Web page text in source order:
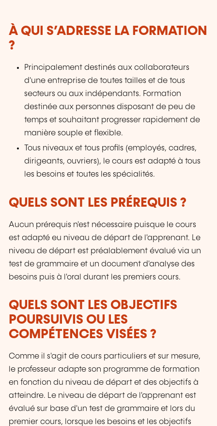
À QUI S’ADRESSE LA FORMATION
?
Principalement destinés aux collaborateurs
d'une entreprise de toutes tailles et de tous
secteurs ou aux indépendants. Formation
destinée aux personnes disposant de peu de
temps et souhaitant progresser rapidement de
manière souple et flexible.
Tous niveaux et tous profils (employés, cadres,
dirigeants, ouvriers), le cours est adapté à tous
les besoins et toutes les spécialités.
QUELS SONT LES PRÉREQUIS ?
Aucun prérequis n'est nécessaire puisque le cours
est adapté eu niveau de départ de l'apprenant. Le
niveau de départ est préalablement évalué via un
test de grammaire et un document d'analyse des
besoins puis à l'oral durant les premiers cours.
QUELS SONT LES OBJECTIFS
POURSUIVIS OU LES
COMPÉTENCES VISÉES ?
Comme il s'agit de cours particuliers et sur mesure,
le professeur adapte son programme de formation
en fonction du niveau de départ et des objectifs à
atteindre. Le niveau de départ de l'apprenant est
évalué sur base d'un test de grammaire et lors du
premier cours, lorsque les besoins et les objectifs